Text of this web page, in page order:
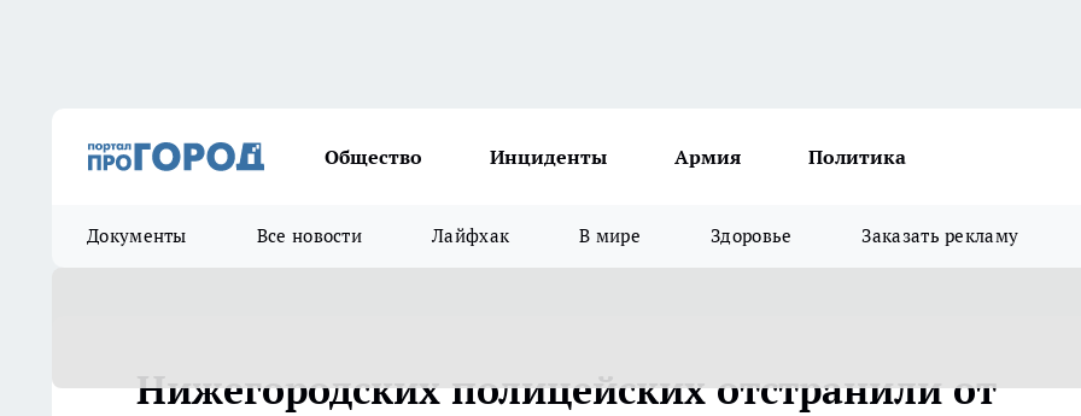
Общество Инциденты Армия Политика
Документы Все новости Лайфхак В мире Здоровье Заказать рекламу
Нижегородских полицейских отстранили от